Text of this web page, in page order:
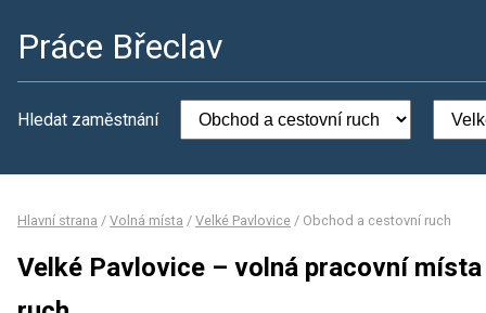
Práce Břeclav
Hledat zaměstnání
Hlavní strana / Volná místa / Velké Pavlovice / Obchod a cestovní ruch
Velké Pavlovice – volná pracovní